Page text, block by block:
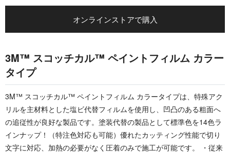
オンラインストアで購入
3M™ スコッチカル™ ペイントフィルム カラー
タイプ
3M™ スコッチカル™ ペイントフィルム カラータイプは、特殊アク
リルを主材料とした塩ビ代替フィルムを使用し、凹凸のある粗面へ
の追従性が良好な製品です。塗装代替の製品として標準色を14色ラ
インナップ！（特注色対応も可能）優れたカッティング性能で切り
文字に対応、加熱の必要がなく圧着のみで施工が可能です。 ・従来